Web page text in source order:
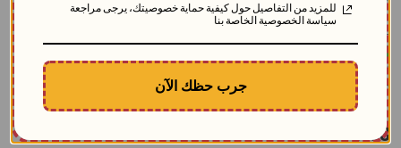
0
SKU: 12592-off-white-3
الوصف
قميص نسائي بقصة "سليم" (Slim-fit) من قطن البوبلين الناعم مزود بجيب أمامي، يتألق
بلمسات شك ترتر مرصعة بالكريستال بدقة تمتد من الياقة إلى الأسفل وعلى الأكمام
لتمنحكِ إطلالة راقية ومثالية
73.68
$
للمزيد من التفاصيل حول كيفية حماية خصوصيتك، يرجى مراجعة
سياسة الخصوصية الخاصة بنا
جرب حظك الآن